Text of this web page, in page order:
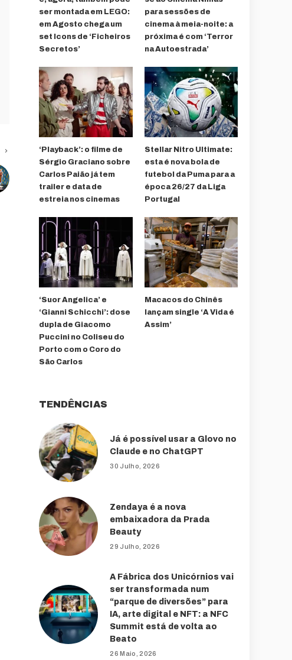
ser montada em LEGO:
em Agosto chega um
set Icons de ‘Ficheiros
Secretos’
para sessões de
cinema à meia-noite: a
próxima é com ‘Terror
na Autoestrada’
‘Playback’: o filme de
Sérgio Graciano sobre
Carlos Paião já tem
trailer e data de
estreia nos cinemas
Stellar Nitro Ultimate:
esta é nova bola de
futebol da Puma para a
época 26/27 da Liga
Portugal
‘Suor Angelica’ e
‘Gianni Schicchi’: dose
dupla de Giacomo
Puccini no Coliseu do
Porto com o Coro do
São Carlos
Macacos do Chinês
lançam single ‘A Vida é
Assim’
TENDÊNCIAS
Já é possível usar a Glovo no
Claude e no ChatGPT
30 Julho, 2026
Zendaya é a nova
embaixadora da Prada
Beauty
29 Julho, 2026
A Fábrica dos Unicórnios vai
ser transformada num
“parque de diversões” para
IA, arte digital e NFT: a NFC
Summit está de volta ao
Beato
26 Maio, 2026